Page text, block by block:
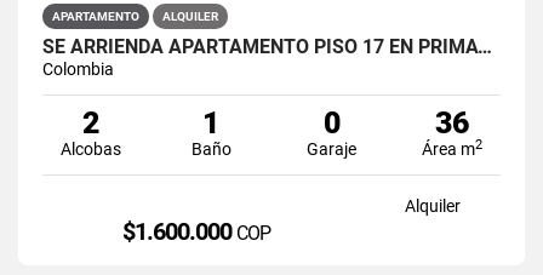
APARTAMENTO ALQUILER
SE ARRIENDA APARTAMENTO PISO 17 EN PRIMAVERA 6-39 PUENTE ARANDA
Colombia
2
Alcobas
1
Baño
0
Garaje
36
Área m2
Alquiler
$1.600.000 COP